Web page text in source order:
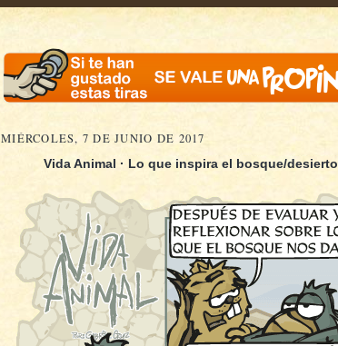
MIÉRCOLES, 7 DE JUNIO DE 2017
Vida Animal · Lo que inspira el bosque/desierto